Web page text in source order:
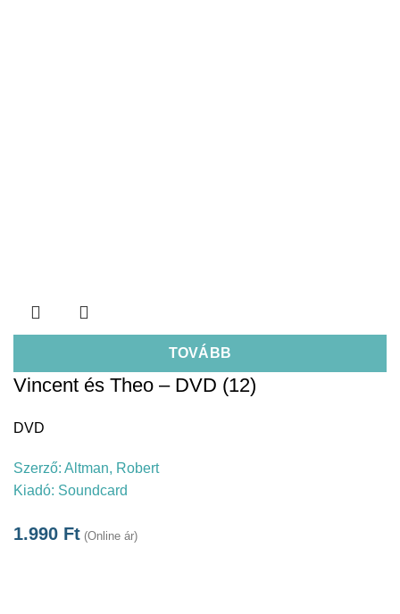
TOVÁBB
Vincent és Theo – DVD (12)
DVD
Szerző: Altman, Robert
Kiadó: Soundcard
1.990 Ft (Online ár)